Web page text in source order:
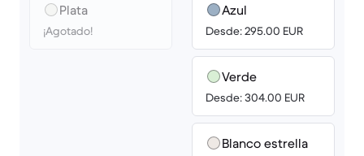
Plata
¡Agotado!
Azul
Desde: 295.00 EUR
Verde
Desde: 304.00 EUR
Blanco estrella